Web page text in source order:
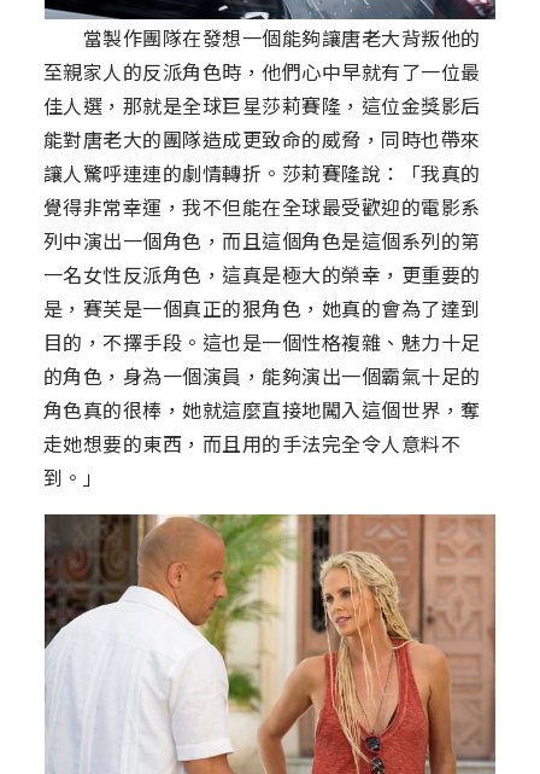
當製作團隊在發想一個能夠讓唐老大背叛他的
至親家人的反派角色時，他們心中早就有了一位最
佳人選，那就是全球巨星莎莉賽隆，這位金獎影后
能對唐老大的團隊造成更致命的威脅，同時也帶來
讓人驚呼連連的劇情轉折。莎莉賽隆說：「我真的
覺得非常幸運，我不但能在全球最受歡迎的電影系
列中演出一個角色，而且這個角色是這個系列的第
一名女性反派角色，這真是極大的榮幸，更重要的
是，賽芙是一個真正的狠角色，她真的會為了達到
目的，不擇手段。這也是一個性格複雜、魅力十足
的角色，身為一個演員，能夠演出一個霸氣十足的
角色真的很棒，她就這麼直接地闖入這個世界，奪
走她想要的東西，而且用的手法完全令人意料不
到。」